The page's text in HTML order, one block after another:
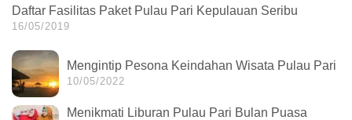
Daftar Fasilitas Paket Pulau Pari Kepulauan Seribu
16/05/2019
Mengintip Pesona Keindahan Wisata Pulau Pari
10/05/2022
Menikmati Liburan Pulau Pari Bulan Puasa